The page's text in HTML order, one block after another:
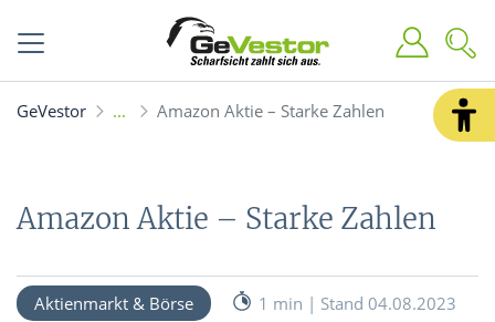
GeVestor Amazon Aktie – Starke Zahlen
Amazon Aktie – Starke Zahlen
Aktienmarkt & Börse
1 min | Stand 04.08.2023